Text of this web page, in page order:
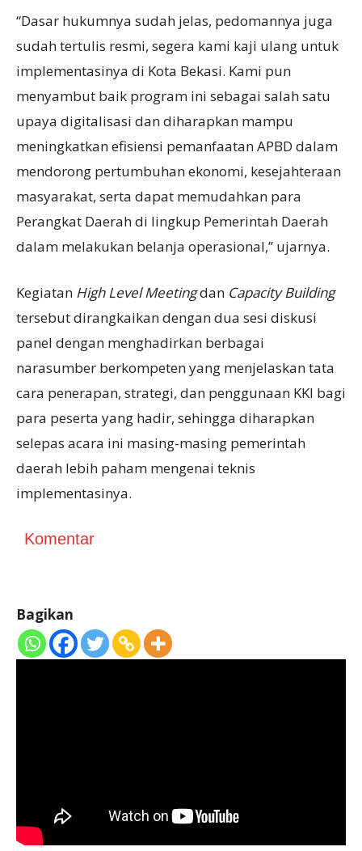
“Dasar hukumnya sudah jelas, pedomannya juga
sudah tertulis resmi, segera kami kaji ulang untuk
implementasinya di Kota Bekasi. Kami pun
menyambut baik program ini sebagai salah satu
upaya digitalisasi dan diharapkan mampu
meningkatkan efisiensi pemanfaatan APBD dalam
mendorong pertumbuhan ekonomi, kesejahteraan
masyarakat, serta dapat memudahkan para
Perangkat Daerah di lingkup Pemerintah Daerah
dalam melakukan belanja operasional,” ujarnya.
Kegiatan High Level Meetingdan Capacity Building
tersebut dirangkaikan dengan dua sesi diskusi
panel dengan menghadirkan berbagai
narasumber berkompeten yang menjelaskan tata
cara penerapan, strategi, dan penggunaan KKI bagi
para peserta yang hadir, sehingga diharapkan
selepas acara ini masing-masing pemerintah
daerah lebih paham mengenai teknis
implementasinya.
Komentar
Bagikan